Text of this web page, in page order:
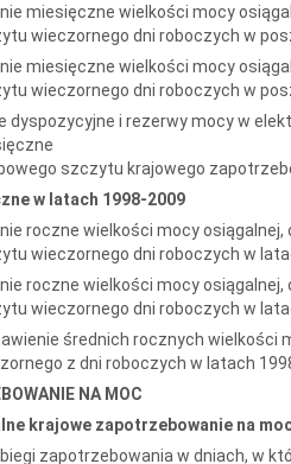
miesięczne wielkości mocy
wieczornego dni roboczych w
miesięczne wielkości mocy
wieczornego dni roboczych w
dyspozycyjne i rezerwy mocy w
szczytu krajowego
w latach 1998-2009
roczne wielkości mocy
wieczornego dni roboczych w
roczne wielkości mocy
wieczornego dni roboczych w
średnich rocznych wielkości
z dni roboczych w latach
NA MOC
krajowe zapotrzebowanie na
zapotrzebowania w dniach, w